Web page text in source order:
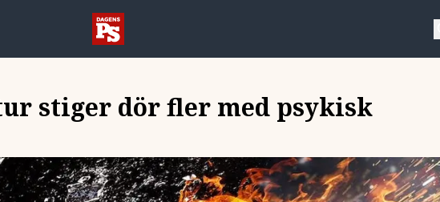
stiger dör fler med psykisk